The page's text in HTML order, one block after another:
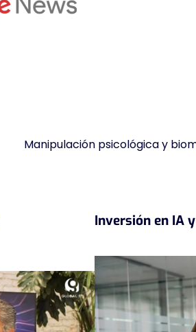
Manipulación psicológica y
Inversión en IA